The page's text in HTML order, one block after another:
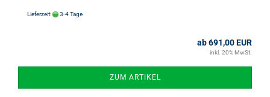
Lieferzeit: 3-4 Tage
ab 691,00 EUR
inkl. 20% MwSt.
ZUM ARTIKEL